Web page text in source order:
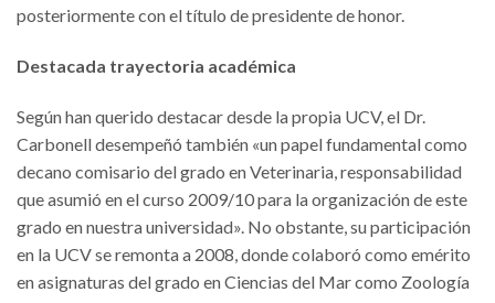
posteriormente con el título de presidente de honor.
Destacada trayectoria académica
Según han querido destacar desde la propia UCV, el Dr.
Carbonell desempeñó también «un papel fundamental como
decano comisario del grado en Veterinaria, responsabilidad
que asumió en el curso 2009/10 para la organización de este
grado en nuestra universidad». No obstante, su participación
en la UCV se remonta a 2008, donde colaboró como emérito
en asignaturas del grado en Ciencias del Mar como Zoología